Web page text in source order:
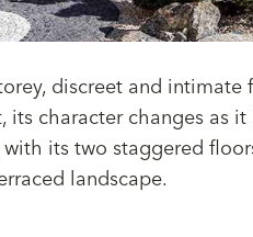
discreet and intimate
character changes as
its two staggered
landscape.